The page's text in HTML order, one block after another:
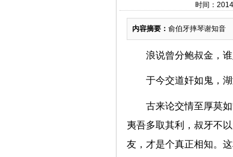
时间：
内容摘要： 俞伯牙摔琴谢知音
浪说曾分鲍叔金，
于今交道奸如鬼，湖
古来论交情至厚莫
夷吾多取其利，叔牙不
友，才是个真正相知。